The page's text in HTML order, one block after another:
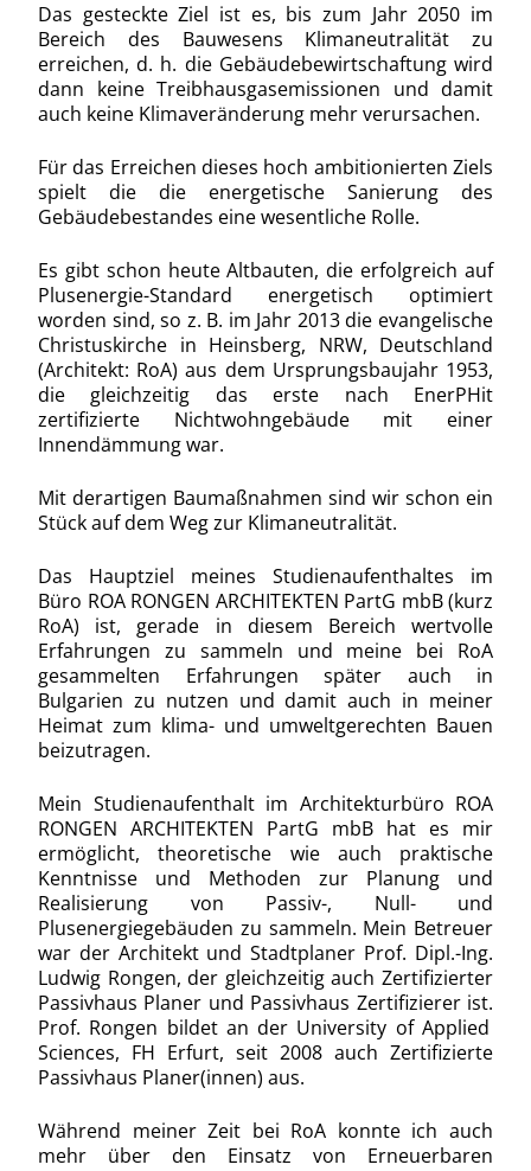
Das gesteckte Ziel ist es, bis zum Jahr 2050 im
Bereich des Bauwesens Klimaneutralität zu
erreichen, d. h. die Gebäudebewirtschaftung wird
dann keine Treibhausgasemissionen und damit
auch keine Klimaveränderung mehr verursachen.
Für das Erreichen dieses hoch ambitionierten Ziels
spielt die die energetische Sanierung des
Gebäudebestandes eine wesentliche Rolle.
Es gibt schon heute Altbauten, die erfolgreich auf
Plusenergie-Standard energetisch optimiert
worden sind, so z. B. im Jahr 2013 die evangelische
Christuskirche in Heinsberg, NRW, Deutschland
(Architekt: RoA) aus dem Ursprungsbaujahr 1953,
die gleichzeitig das erste nach EnerPHit
zertifizierte Nichtwohngebäude mit einer
Innendämmung war.
Mit derartigen Baumaßnahmen sind wir schon ein
Stück auf dem Weg zur Klimaneutralität.
Das Hauptziel meines Studienaufenthaltes im
Büro ROA RONGEN ARCHITEKTEN PartG mbB (kurz
RoA) ist, gerade in diesem Bereich wertvolle
Erfahrungen zu sammeln und meine bei RoA
gesammelten Erfahrungen später auch in
Bulgarien zu nutzen und damit auch in meiner
Heimat zum klima- und umweltgerechten Bauen
beizutragen.
Mein Studienaufenthalt im Architekturbüro ROA
RONGEN ARCHITEKTEN PartG mbB hat es mir
ermöglicht, theoretische wie auch praktische
Kenntnisse und Methoden zur Planung und
Realisierung von Passiv-, Null- und
Plusenergiegebäuden zu sammeln. Mein Betreuer
war der Architekt und Stadtplaner Prof. Dipl.-Ing.
Ludwig Rongen, der gleichzeitig auch Zertifizierter
Passivhaus Planer und Passivhaus Zertifizierer ist.
Prof. Rongen bildet an der University of Applied
Sciences, FH Erfurt, seit 2008 auch Zertifizierte
Passivhaus Planer(innen) aus.
Während meiner Zeit bei RoA konnte ich auch
mehr über den Einsatz von Erneuerbaren